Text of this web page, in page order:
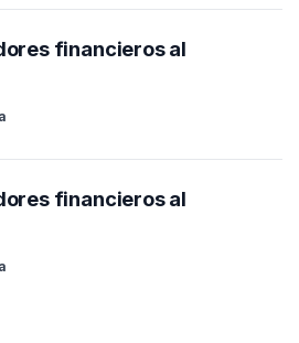
financieros al
financieros al